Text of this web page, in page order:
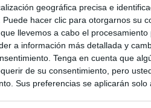
geográfica precisa e
Puede hacer clic para otorgarnos su
llevemos a cabo el
a información más detallada y
Tenga en cuenta que
de su consentimiento, pero
Sus preferencias se aplicarán